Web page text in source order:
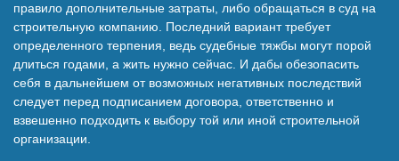
правило дополнительные затраты, либо обращаться в суд на
строительную компанию. Последний вариант требует
определенного терпения, ведь судебные тяжбы могут порой
длиться годами, а жить нужно сейчас. И дабы обезопасить
себя в дальнейшем от возможных негативных последствий
следует перед подписанием договора, ответственно и
взвешенно подходить к выбору той или иной строительной
организации.